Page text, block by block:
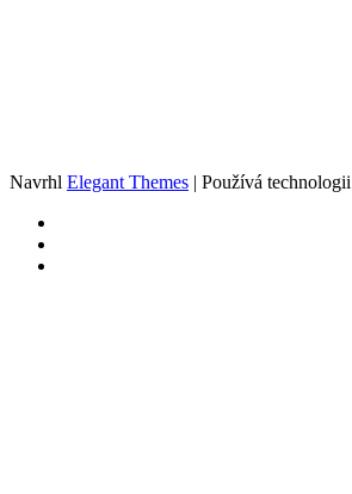
Navrhl Elegant Themes | Používá technologii